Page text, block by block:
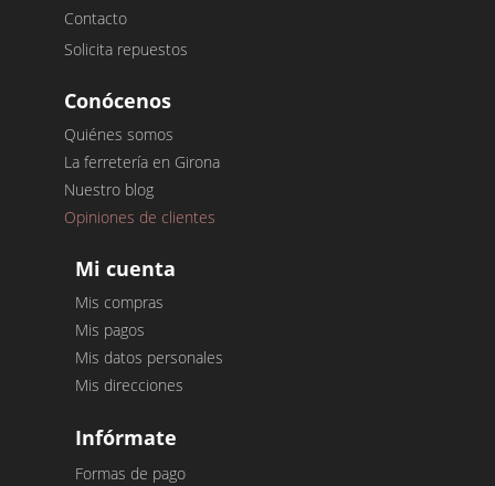
Contacto
Solicita repuestos
Conócenos
Quiénes somos
La ferretería en Girona
Nuestro blog
Opiniones de clientes
Mi cuenta
Mis compras
Mis pagos
Mis datos personales
Mis direcciones
Infórmate
Formas de pago